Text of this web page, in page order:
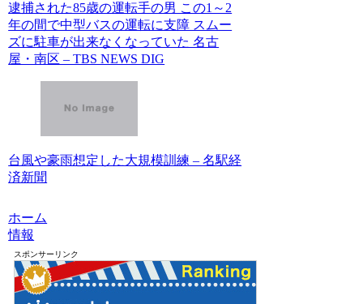
逮捕された85歳の運転手の男 この1～2
年の間で中型バスの運転に支障 スムー
ズに駐車が出来なくなっていた 名古
屋・南区 – TBS NEWS DIG
台風や豪雨想定した大規模訓練 – 名駅経
済新聞
ホーム
情報
スポンサーリンク